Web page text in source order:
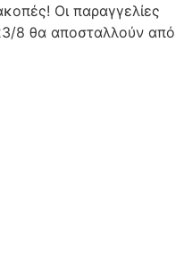
Οι παραγγελίες
8 θα αποσταλλούν από